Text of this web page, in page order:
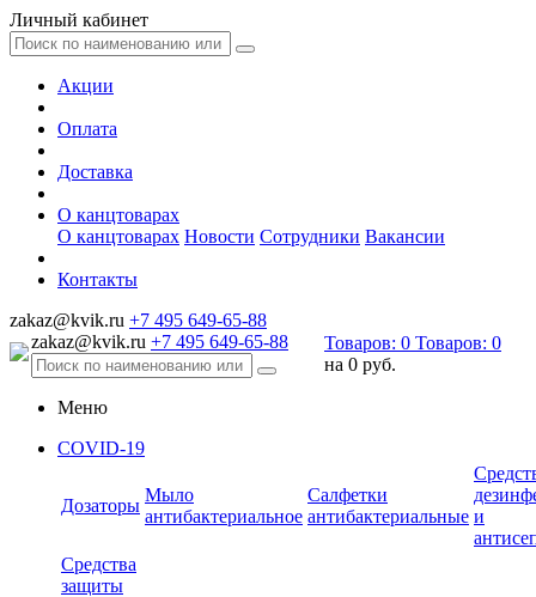
Личный кабинет
Акции
Оплата
Доставка
О канцтоварах
О канцтоварах Новости Сотрудники Вакансии
Контакты
zakaz@kvik.ru +7 495 649-65-88
zakaz@kvik.ru +7 495 649-65-88 Товаров: 0 Товаров: 0
на 0 руб.
Меню
COVID-19
Дозаторы
Мыло
антибактериальное
Салфетки
антибактериальные и
Средства
защиты